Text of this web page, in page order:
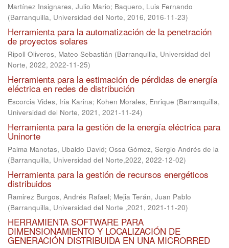
Martínez Insignares, Julio Mario; Baquero, Luis Fernando
(Barranquilla, Universidad del Norte, 2016, 2016-11-23)
Herramienta para la automatización de la penetración
de proyectos solares
Ripoll Oliveros, Mateo Sebastián (Barranquilla, Universidad del
Norte, 2022, 2022-11-25)
Herramienta para la estimación de pérdidas de energía
eléctrica en redes de distribución
Escorcia Vides, Iria Karina; Kohen Morales, Enrique (Barranquilla,
Universidad del Norte, 2021 , 2021-11-24)
Herramienta para la gestión de la energía eléctrica para
Uninorte
Palma Manotas, Ubaldo David; Ossa Gómez, Sergio Andrés de la
(Barranquilla, Universidad del Norte,2022, 2022-12-02)
Herramienta para la gestión de recursos energéticos
distribuidos
Ramirez Burgos, Andrés Rafael; Mejia Terán, Juan Pablo
(Barranquilla, Universidad del Norte ,2021 , 2021-11-20)
HERRAMIENTA SOFTWARE PARA
DIMENSIONAMIENTO Y LOCALIZACIÓN DE
GENERACIÓN DISTRIBUIDA EN UNA MICRORRED